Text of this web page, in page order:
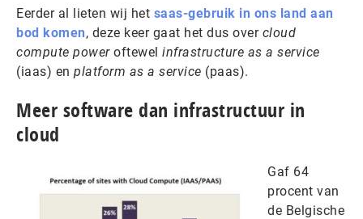
Eerder al lieten wij het saas-gebruik in ons land aan
bod komen, deze keer gaat het dus over cloud
compute poweroftewel infrastructure as a service
(iaas) en platform as a service (paas).
Meer software dan infrastructuur in
cloud
Gaf 64
procent van
de Belgische